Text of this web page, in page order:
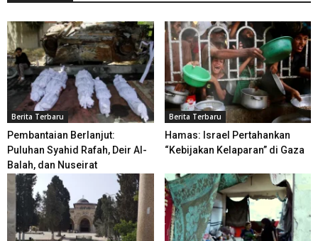
Berita Terbaru
Pembantaian Berlanjut:
Puluhan Syahid Rafah, Deir Al-
Balah, dan Nuseirat
Berita Terbaru
Hamas: Israel Pertahankan
“Kebijakan Kelaparan” di Gaza